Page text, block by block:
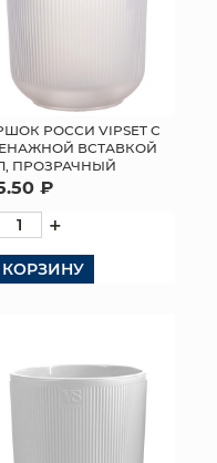
РОССИ VIPSET С
ВСТАВКОЙ
Л, ПРОЗРАЧНЫЙ
₽
+
КОРЗИНУ